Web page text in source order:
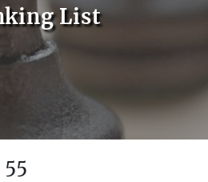
List